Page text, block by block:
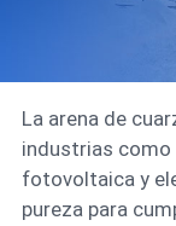
Contacto
Español
La arena de
industrias como
fotovoltaica y
pureza para